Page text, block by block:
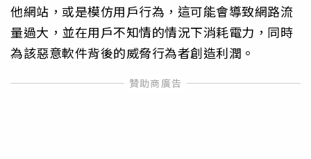
他網站，或是模仿用戶行為，這可能會導致網路流
量過大，並在用戶不知情的情況下消耗電力，同時
為該惡意軟件背後的威脅行為者創造利潤。